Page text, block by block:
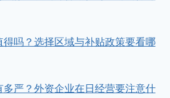
得吗？选择区域与补贴政策要看哪
多严？外资企业在日经营要注意什